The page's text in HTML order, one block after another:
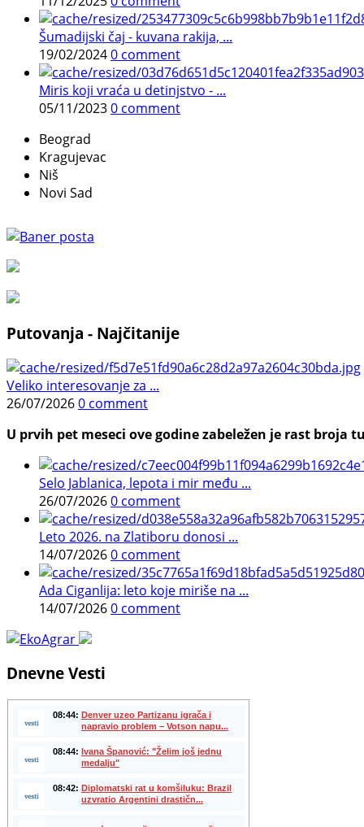
Šumadijski čaj - kuvana rakija, ...
19/02/20240 comment
Miris koji vraća u detinjstvo - ...
05/11/20230 comment
Beograd
Kragujevac
Niš
Novi Sad
Putovanja - Najčitanije
Veliko interesovanje za ...
26/07/20260 comment
U prvih pet meseci ove godine zabeležen je rast
Selo Jablanica, lepota i mir među ...
26/07/20260 comment
Leto 2026. na Zlatiboru donosi ...
14/07/20260 comment
Ada Ciganlija: leto koje miriše na ...
14/07/20260 comment
Dnevne Vesti